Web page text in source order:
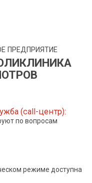
ПРЕДПРИЯТИЕ
(call-центр):
по вопросам
режиме доступна